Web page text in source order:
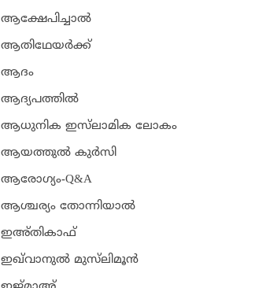
ആക്ഷേപിച്ചാല്‍
ആതിഥേയര്‍ക്ക്
ആദം
ആദ്യപത്തില്‍
ആധുനിക ഇസ്‌ലാമിക ലോകം
ആയത്തുല്‍ കുര്‍സി
ആരോഗ്യം-Q&A
ആശ്ചര്യം തോന്നിയാല്‍
ഇഅ്തികാഫ്‌
ഇഖ്‌വാനുല്‍ മുസ്‌ലിമൂന്‍